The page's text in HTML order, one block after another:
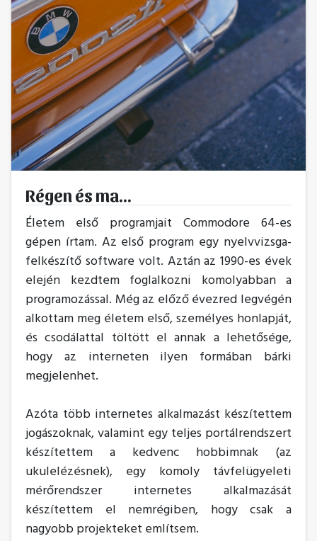
Régen és ma...
Életem első programjait Commodore 64-es
gépen írtam. Az első program egy nyelvvizsga-
felkészítő software volt. Aztán az 1990-es évek
elején kezdtem foglalkozni komolyabban a
programozással. Még az előző évezred legvégén
alkottam meg életem első, személyes honlapját,
és csodálattal töltött el annak a lehetősége,
hogy az interneten ilyen formában bárki
megjelenhet.
Azóta több internetes alkalmazást készítettem
jogászoknak, valamint egy teljes portálrendszert
készítettem a kedvenc hobbimnak (az
ukulelézésnek), egy komoly távfelügyeleti
mérőrendszer internetes alkalmazását
készítettem el nemrégiben, hogy csak a
nagyobb projekteket említsem.